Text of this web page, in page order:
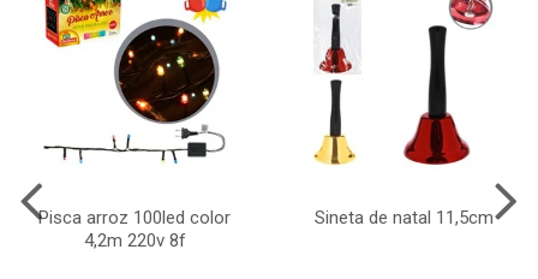
Pisca arroz 100led color
4,2m 220v 8f
Sineta de natal 11,5cm